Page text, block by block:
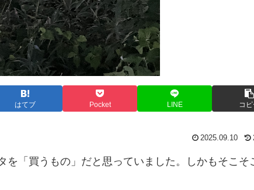
はてブ Pocket LINE コピ
2025.09.10
を「買うもの」だと思っていました。しかもそこそ